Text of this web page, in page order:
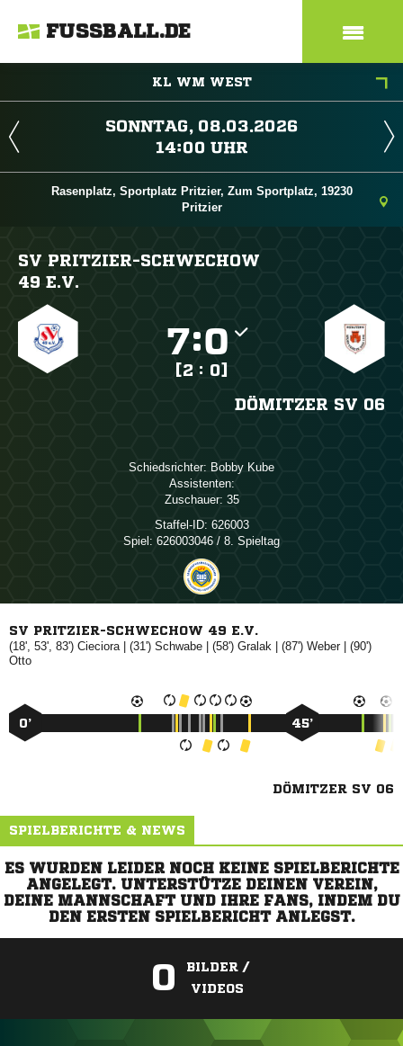
FUSSBALL.DE
KL WM WEST
 
 
Rasenplatz, Sportplatz Pritzier, Zum Sportplatz, 19230
Pritzier
SV PRITZIER-SCHWECHOW
49 E.V.
:
[2 : 0]
DÖMITZER SV 06
Schiedsrichter:  
Assistenten:
Zuschauer: 35
Staffel-ID: 626003
Spiel: 626003046 / 8. Spieltag
SV PRITZIER-SCHWECHOW 49 E.V.
(18', 53', 83') | (31')  | (58')  | (87') | (90')

0’ 45’
DÖMITZER SV 06
SPIELBERICHTE & NEWS
ES WURDEN LEIDER NOCH KEINE SPIELBERICHTE
ANGELEGT. UNTERSTÜTZE DEINEN VEREIN,
DEINE MANNSCHAFT UND IHRE FANS, INDEM DU
DEN ERSTEN SPIELBERICHT ANLEGST.
0
BILDER /
VIDEOS